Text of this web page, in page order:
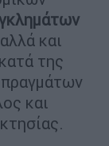
και
κατά της
και